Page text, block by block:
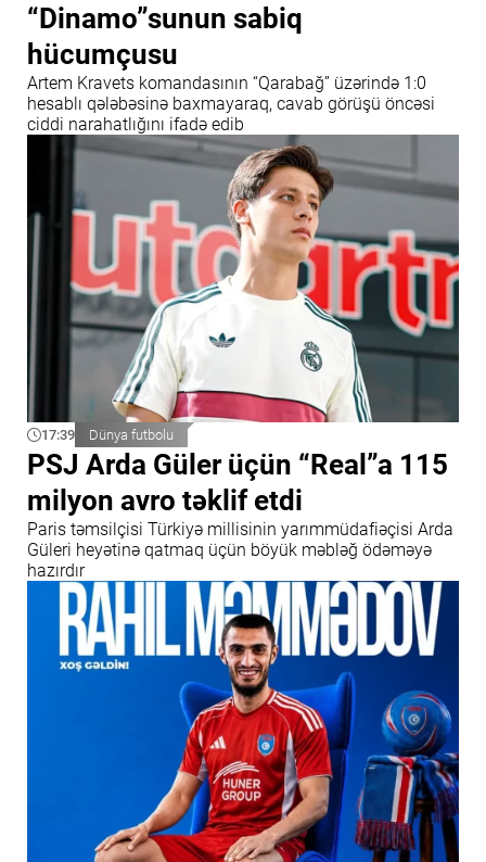
“Dinamo”sunun sabiq
hücumçusu
Artem Kravets komandasının “Qarabağ” üzərində 1:0
hesablı qələbəsinə baxmayaraq, cavab görüşü öncəsi
ciddi narahatlığını ifadə edib
17:39 Dünya futbolu
PSJ Arda Güler üçün “Real”a 115
milyon avro təklif etdi
Paris təmsilçisi Türkiyə millisinin yarımmüdafiəçisi Arda
Güleri heyətinə qatmaq üçün böyük məbləğ ödəməyə
hazırdır